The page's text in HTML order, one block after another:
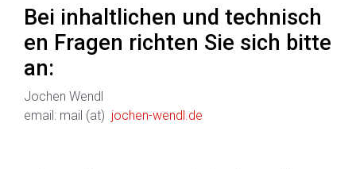
Bei inhaltlichen und technisch
en Fragen richten Sie sich bitte
an:
Jochen Wendl
email: mail (at) jochen-wendl.de